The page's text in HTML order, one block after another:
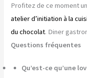
Profitez de ce moment
atelier d’initiation à la
du chocolat. Diner
Questions fréquentes
Qu’est-ce qu’une